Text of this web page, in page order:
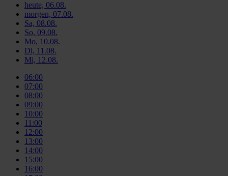
heute, 06.08.
morgen, 07.08.
Sa, 08.08.
So, 09.08.
Mo, 10.08.
Di, 11.08.
Mi, 12.08.
06:00
07:00
08:00
09:00
10:00
11:00
12:00
13:00
14:00
15:00
16:00